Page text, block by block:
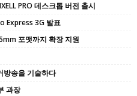
PRO 데스크톱 버전 출시
Express 3G 발표
포맷까지 확장 지원
방송을 기술하다
과장